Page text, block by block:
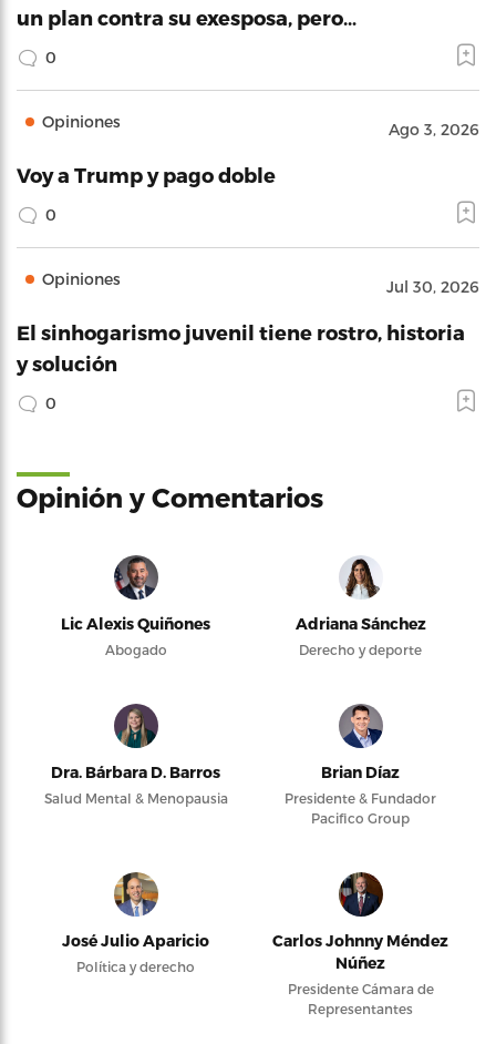
un plan contra su exesposa, pero…
0
Opiniones Ago 3, 2026
Voy a Trump y pago doble
0
Opiniones Jul 30, 2026
El sinhogarismo juvenil tiene rostro, historia
y solución
0
Opinión y Comentarios
Lic Alexis Quiñones
Abogado
Adriana Sánchez
Derecho y deporte
Dra. Bárbara D. Barros
Salud Mental & Menopausia
Brian Díaz
Presidente & Fundador
Pacifico Group
José Julio Aparicio
Política y derecho
Carlos Johnny Méndez
Núñez
Presidente Cámara de
Representantes